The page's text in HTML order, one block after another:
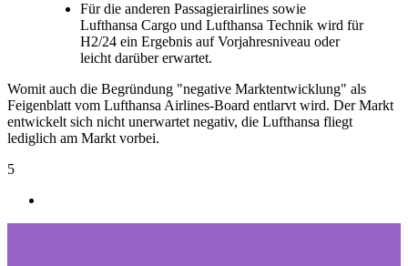
Für die anderen Passagierairlines sowie
Lufthansa Cargo und Lufthansa Technik wird für
H2/24 ein Ergebnis auf Vorjahresniveau oder
leicht darüber erwartet.
Womit auch die Begründung "negative Marktentwicklung" als
Feigenblatt vom Lufthansa Airlines-Board entlarvt wird. Der Markt
entwickelt sich nicht unerwartet negativ, die Lufthansa fliegt
lediglich am Markt vorbei.
5